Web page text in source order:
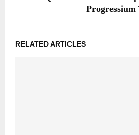
Progressium
RELATED ARTICLES